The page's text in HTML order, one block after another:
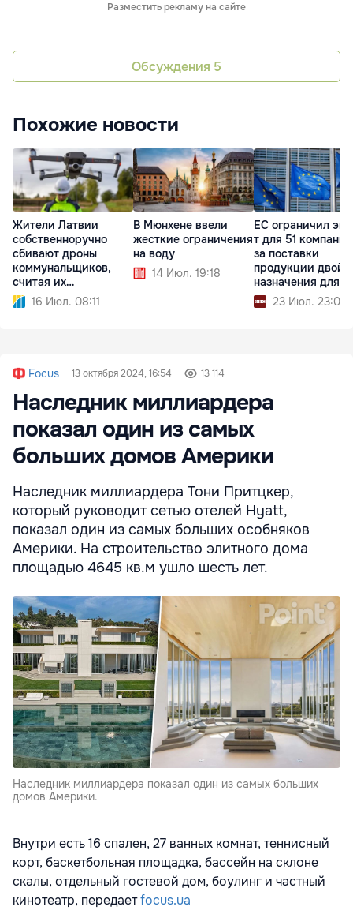
Разместить рекламу на сайте
Обсуждения 5
Похожие новости
Жители Латвии
собственноручно
сбивают дроны
коммунальщиков,
считая их
шпионскими
16 Июл. 08:11
В Мюнхене ввели
жесткие ограничения
на воду
14 Июл. 19:18
ЕС ограничил
т для 51 компании
за поставки
продукции
назначения для
23 Июл. 23:04
Focus 13 октября 2024, 16:54 13 114
Наследник миллиардера
показал один из самых
больших домов Америки
Наследник миллиардера Тони Притцкер,
который руководит сетью отелей Hyatt,
показал один из самых больших особняков
Америки. На строительство элитного дома
площадью 4645 кв.м ушло шесть лет.
Наследник миллиардера показал один из самых больших
домов Америки.
Внутри есть 16 спален, 27 ванных комнат, теннисный
корт, баскетбольная площадка, бассейн на склоне
скалы, отдельный гостевой дом, боулинг и частный
кинотеатр, передаетfocus.ua